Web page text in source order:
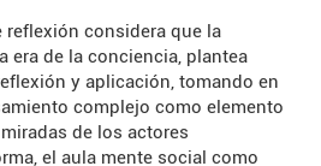
reflexión considera que la
era de la conciencia, plantea
y aplicación, tomando en
complejo como elemento
de los actores
el aula mente social como